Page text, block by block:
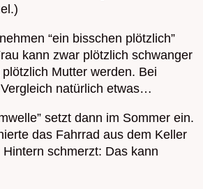
“ein bisschen plötzlich”
kann zwar plötzlich schwanger
Mutter werden. Bei
natürlich etwas…
setzt dann im Sommer ein.
das Fahrrad aus dem Keller
schmerzt: Das kann